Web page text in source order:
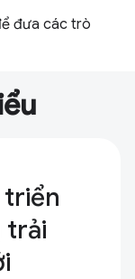
đưa các trò
trải